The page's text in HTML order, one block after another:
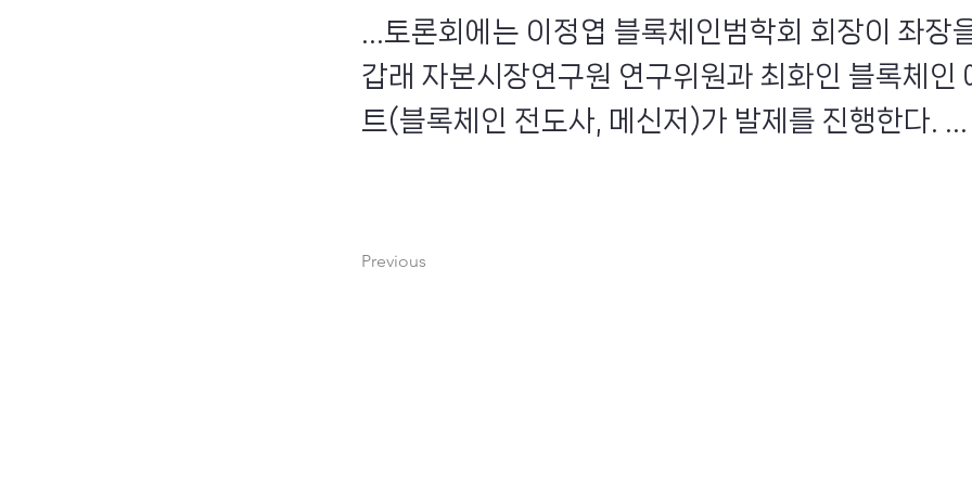
...토론회에는 이정엽 블록체인범학회 회장이 좌장
갑래 자본시장연구원 연구위원과 최화인 블록체인
트(블록체인 전도사, 메신저)가 발제를 진행한다. ...
Previous